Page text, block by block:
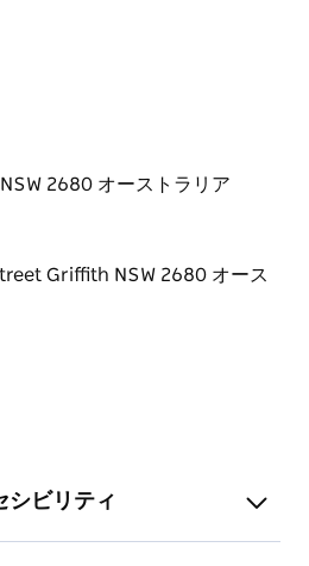
去から何かを生み出すことが自
到着し、ビクトリア州タンガマ
いた土地は、ヒル プレーン ロ
、現在は「バーンサイド」に住
ス婦人によって運営されていま
「プラネット」と「ハインドマ
2680 オーストラリア
シビリティ